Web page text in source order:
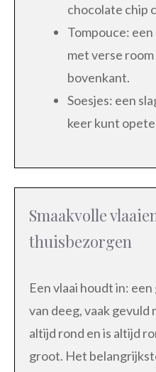
chocolate chip
Tompouce:
met verse
bovenkant.
Soesjes: een
keer kunt
Smaakvolle
thuisbezorgen
Een vlaai houdt in:
van deeg, vaak gevuld
altijd rond en is altijd
groot. Het